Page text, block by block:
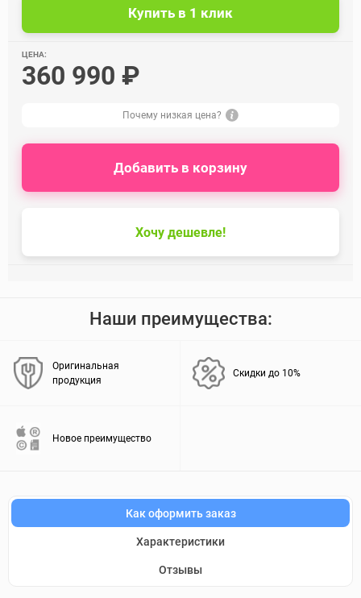
ЦЕНА:
360 990 ₽
Почему низкая цена?
Хочу дешевле!
Добавить в корзину
Наши преимущества:
Оригинальная
продукция
Скидки до 10%
Новое преимущество
Как оформить заказ
Характеристики
Отзывы